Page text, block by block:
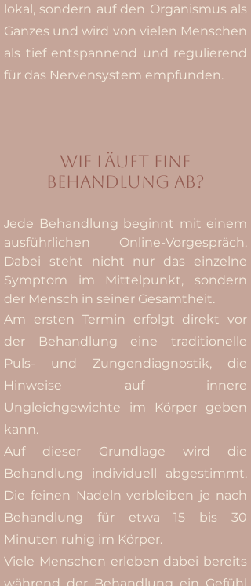
lokal, sondern auf den Organismus als
Ganzes und wird von vielen Menschen
als tief entspannend und regulierend
für das Nervensystem empfunden.
Wie läuft eine
Behandlung ab?
Jede Behandlung beginnt mit einem
ausführlichen Online-Vorgespräch.
Dabei steht nicht nur das einzelne
Symptom im Mittelpunkt, sondern
der Mensch in seiner Gesamtheit.
Am ersten Termin erfolgt direkt vor
der Behandlung eine traditionelle
Puls- und Zungendiagnostik, die
Hinweise auf innere
Ungleichgewichte im Körper geben
kann.
Auf dieser Grundlage wird die
Behandlung individuell abgestimmt.
Die feinen Nadeln verbleiben je nach
Behandlung für etwa 15 bis 30
Minuten ruhig im Körper.
Viele Menschen erleben dabei bereits